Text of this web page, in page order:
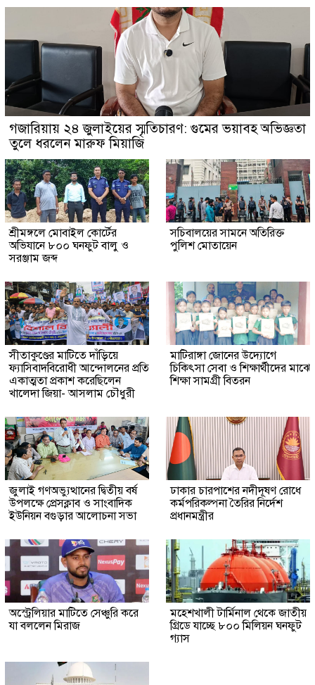
গজারিয়ায় ২৪ জুলাইয়ের স্মৃতিচারণ: গুমের ভয়াবহ অভিজ্ঞতা
তুলে ধরলেন মারুফ মিয়াজি
শ্রীমঙ্গলে মোবাইল কোর্টের
অভিযানে ৮০০ ঘনফুট বালু ও
সরঞ্জাম জব্দ
সচিবালয়ের সামনে অতিরিক্ত
পুলিশ মোতায়েন
সীতাকুণ্ডের মাটিতে দাঁড়িয়ে
ফ্যাসিবাদবিরোধী আন্দোলনের প্রতি
একাত্মতা প্রকাশ করেছিলেন
খালেদা জিয়া- আসলাম চৌধুরী
মাটিরাঙ্গা জোনের উদ্যোগে
চিকিৎসা সেবা ও শিক্ষার্থীদের মাঝে
শিক্ষা সামগ্রী বিতরন
জুলাই গণঅভ্যুত্থানের দ্বিতীয় বর্ষ
উপলক্ষে প্রেসক্লাব ও সাংবাদিক
ইউনিয়ন বগুড়ার আলোচনা সভা
ঢাকার চারপাশের নদীদূষণ রোধে
কর্মপরিকল্পনা তৈরির নির্দেশ
প্রধানমন্ত্রীর
অস্ট্রেলিয়ার মাটিতে সেঞ্চুরি করে
যা বললেন মিরাজ
মহেশখালী টার্মিনাল থেকে জাতীয়
গ্রিডে যাচ্ছে ৮০০ মিলিয়ন ঘনফুট
গ্যাস